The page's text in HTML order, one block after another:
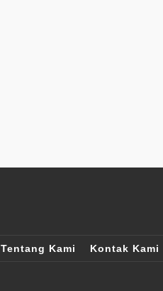
Tentang Kami Kontak Kami